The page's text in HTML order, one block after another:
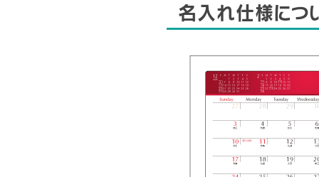
名入れ仕様につ